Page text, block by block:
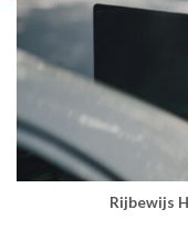
Rijbewijs